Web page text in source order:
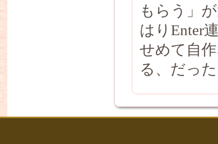
もらう」
はりEnter
せめて自
る、だっ